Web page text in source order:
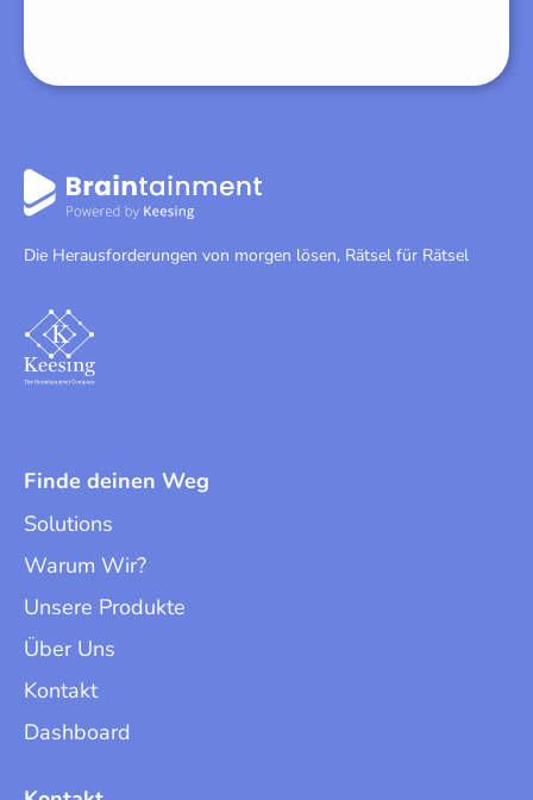
Die Herausforderungen von morgen lösen, Rätsel für Rätsel
Finde deinen Weg
Solutions
Warum Wir?
Unsere Produkte
Über Uns
Kontakt
Dashboard